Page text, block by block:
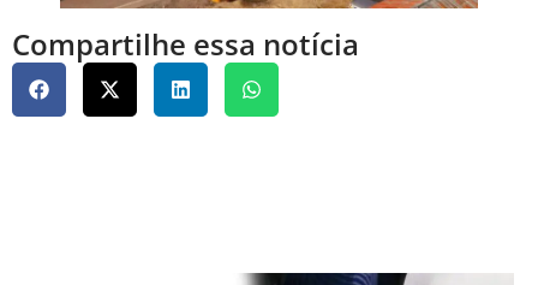
Compartilhe essa notícia